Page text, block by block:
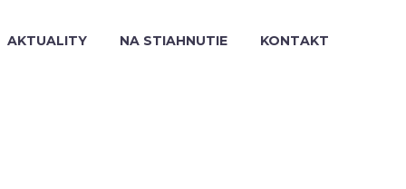
AKTUALITY NA STIAHNUTIE KONTAKT